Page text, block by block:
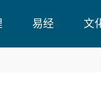
易经 文